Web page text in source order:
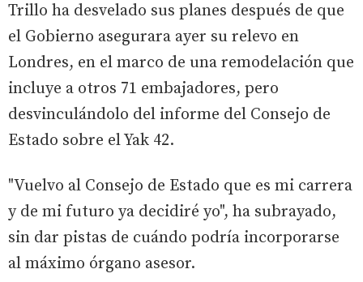
Trillo ha desvelado sus planes después de que
el Gobierno asegurara ayer su relevo en
Londres, en el marco de una remodelación que
incluye a otros 71 embajadores, pero
desvinculándolo del informe del Consejo de
Estado sobre el Yak 42.
"Vuelvo al Consejo de Estado que es mi carrera
y de mi futuro ya decidiré yo", ha subrayado,
sin dar pistas de cuándo podría incorporarse
al máximo órgano asesor.